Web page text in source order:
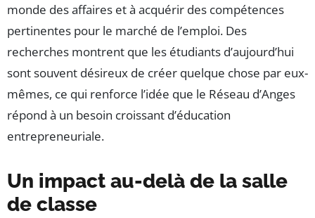
monde des affaires et à acquérir des compétences
pertinentes pour le marché de l’emploi. Des
recherches montrent que les étudiants d’aujourd’hui
sont souvent désireux de créer quelque chose par eux-
mêmes, ce qui renforce l’idée que le Réseau d’Anges
répond à un besoin croissant d’éducation
entrepreneuriale.
Un impact au-delà de la salle
de classe